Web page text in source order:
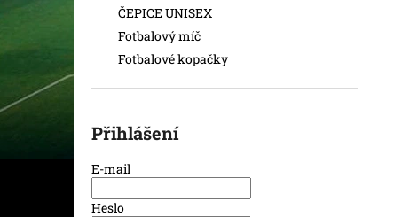
ČEPICE UNISEX
Fotbalový míč
Fotbalové kopačky
Přihlášení
E-mail
Heslo